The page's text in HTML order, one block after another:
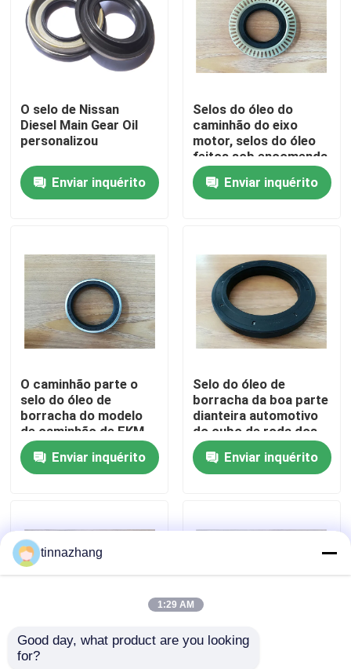
Produtos
Sobre nós
Controle da qualidade
Contacte-nos
Selo de óleo de borracha
vedantes de óleo automotivo
Selos do óleo do caminhão
O selo de Nissan
Diesel Main Gear Oil
personalizou
Enviar inquérito
Selos do óleo do
caminhão do eixo
motor, selos do óleo
feitos sob encomenda
do eixo do poliuretano
dos tratores
Enviar inquérito
O caminhão parte o
selo do óleo de
borracha do modelo
de caminhão de FKM
para o eixo de
manivela, resistente
de alta temperatura
Enviar inquérito
Selo do óleo de
borracha da boa parte
dianteira automotivo
do cubo de roda dos
selos do óleo do
caminhão da abrasão
Enviar inquérito
Selo do óleo do cubo
tinnazhang
1:29 AM
Good day, what product are you looking
for?